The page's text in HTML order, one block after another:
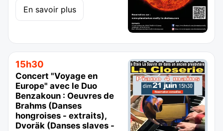
En savoir plus
15h30
Concert "Voyage en
Europe" avec le Duo
Benzakoun : Oeuvres de
Brahms (Danses
hongroises - extraits),
Dvoräk (Danses slaves -